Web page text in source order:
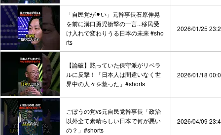
「自民党が⚫︎い」元幹事長石原伸晃
を前に溝口勇児衝撃の一言...移民受
け入れで変わりうる日本の未来 #sho
rts
2026/01/25
【論破】黙っていた保守派がリベラ
ルに反撃！「日本人は間違いなく世
界中の人々を救った」#shorts
2026/01/18
ごぼうの党vs元自民党幹事長「政治
以外全て素晴らしい日本で何が悪い
の？」#shorts
2026/04/09